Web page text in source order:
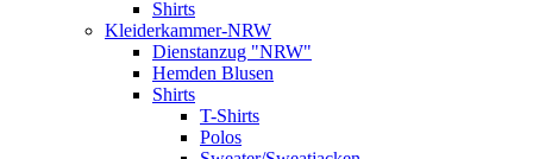
Shirts
Kleiderkammer-NRW
Dienstanzug "NRW"
Hemden Blusen
Shirts
T-Shirts
Polos